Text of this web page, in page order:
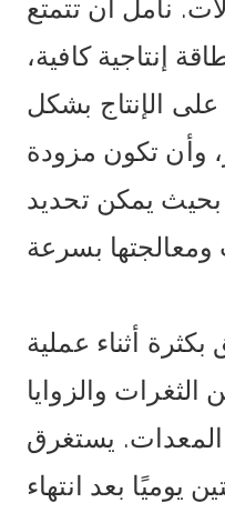
نأمل أن تتمتع
إنتاجية كافية،
الإنتاج بشكل
وأن تكون مزودة
يمكن تحديد
بكثرة أثناء عملية
الثغرات والزوايا
يستغرق
يوميًا بعد انتهاء